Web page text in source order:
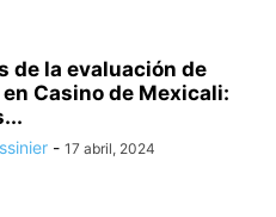
de la evaluación de
Casino de Mexicali:
- 17 abril, 2024